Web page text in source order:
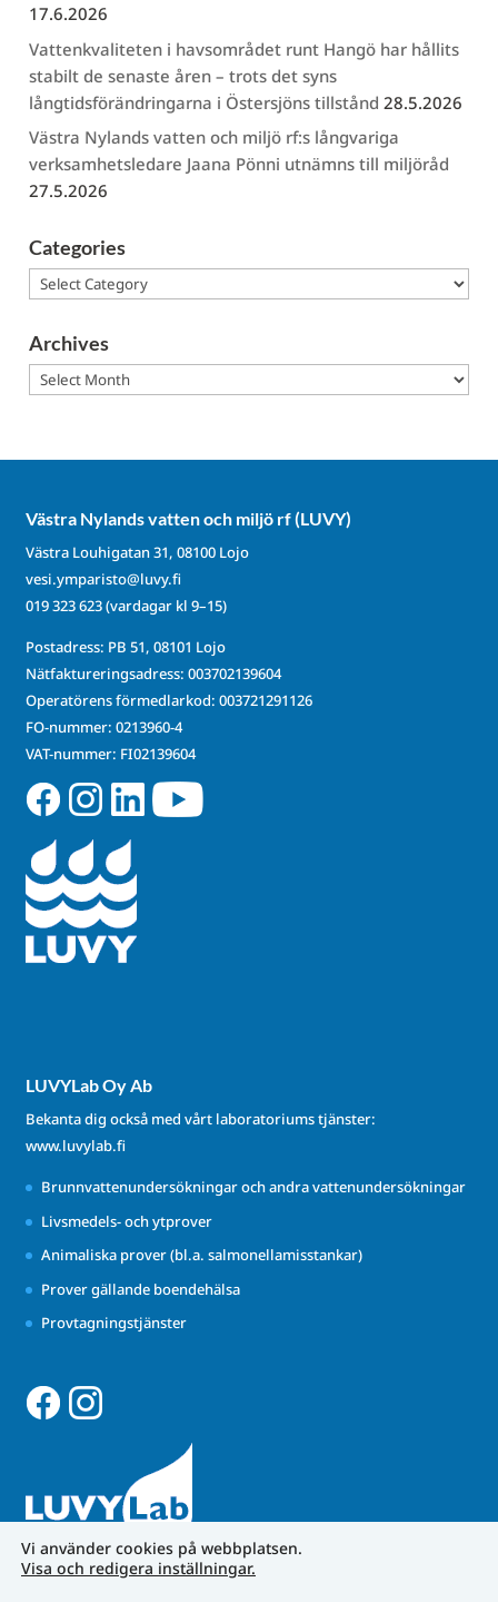
17.6.2026
Vattenkvaliteten i havsområdet runt Hangö har hållits
stabilt de senaste åren – trots det syns
långtidsförändringarna i Östersjöns tillstånd 28.5.2026
Västra Nylands vatten och miljö rf:s långvariga
verksamhetsledare Jaana Pönni utnämns till miljöråd
27.5.2026
Categories
Categories
Archives
Archives
Västra Nylands vatten och miljö rf (LUVY)
Västra Louhigatan 31, 08100 Lojo
vesi.ymparisto@luvy.fi
019 323 623(vardagar kl 9–15)
Postadress: PB 51, 08101 Lojo
Nätfaktureringsadress: 003702139604
Operatörens förmedlarkod: 003721291126
FO-nummer: 0213960-4
VAT-nummer: FI02139604
LUVYLab Oy Ab
Bekanta dig också med vårt laboratoriums tjänster:
www.luvylab.fi
Brunnvattenundersökningar och andra vattenundersökningar
Livsmedels- och ytprover
Animaliska prover (bl.a. salmonellamisstankar)
Prover gällande boendehälsa
Provtagningstjänster
Vi använder cookies på webbplatsen.
Visa och redigera inställningar.